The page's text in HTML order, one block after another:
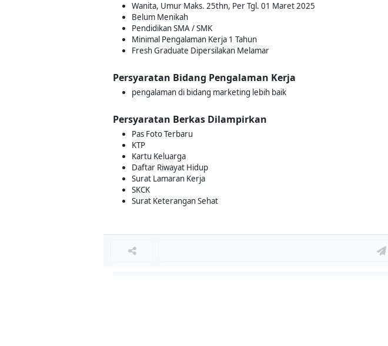
Wanita, Umur Maks. 25thn, Per Tgl. 01 Maret 2025
Belum Menikah
Pendidikan SMA / SMK
Minimal Pengalaman Kerja 1 Tahun
Fresh Graduate Dipersilakan Melamar
Persyaratan Bidang Pengalaman Kerja
pengalaman di bidang marketing lebih baik
Persyaratan Berkas Dilampirkan
Pas Foto Terbaru
KTP
Kartu Keluarga
Daftar Riwayat Hidup
Surat Lamaran Kerja
SKCK
Surat Keterangan Sehat